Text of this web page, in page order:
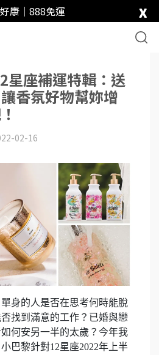
康｜888免運 x
星座補運特輯：送
香氛好物幫妳增
02-16
身的人是否在思考何時能脫
找到滿意的工作？已婚與戀
何安另一半的太歲？今年我
巴黎針對12星座2022年上半